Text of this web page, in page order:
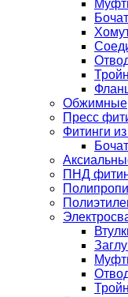
Обжимные
Пресс
Фитинги
ПНД